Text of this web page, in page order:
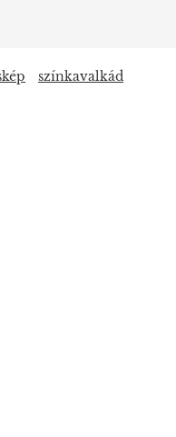
színkavalkád